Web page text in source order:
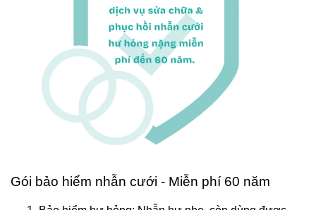
Gói bảo hiểm nhẫn cưới - Miễn phí 60 năm